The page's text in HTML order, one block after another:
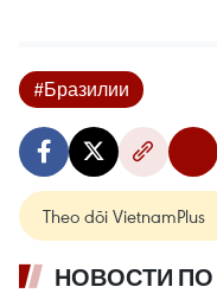
#Бразилии
Theo dõi VietnamPlus
НОВОСТИ ПО